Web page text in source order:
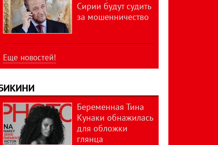
Сирии будут судить
за мошенничество
Еще новостей!
Беременная Тина
Кунаки обнажилась
для обложки
глянца